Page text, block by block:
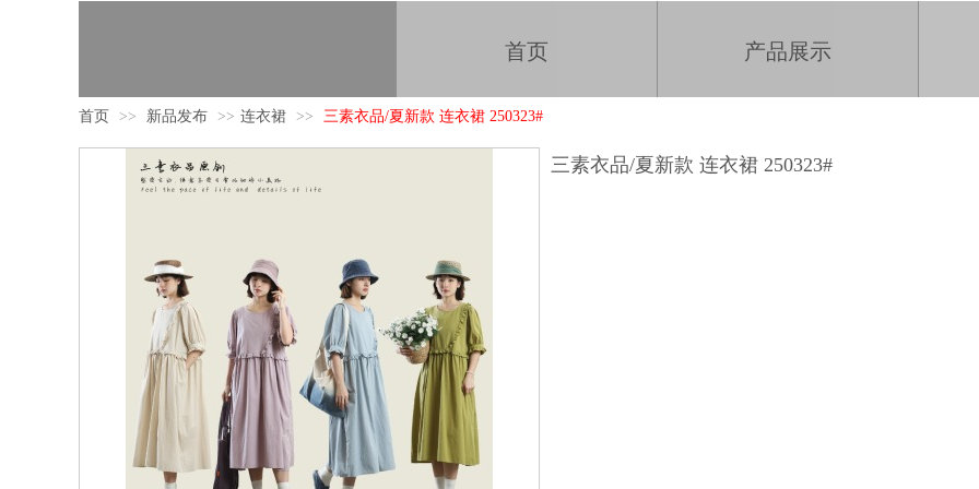
首页 产品展示
首页 >> 新品发布 >> 连衣裙 >> 三素衣品/夏新款 连衣裙 250323#
三素衣品/夏新款 连衣裙 250323#